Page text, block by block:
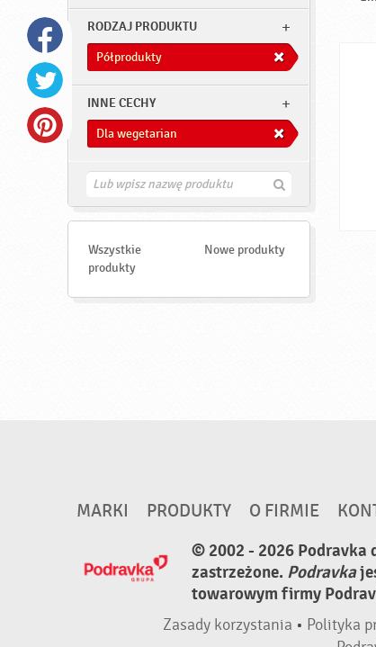
RODZAJ PRODUKTU
Półprodukty
INNE CECHY
Dla wegetarian
Z
d
Wszystkie
produkty
Nowe produkty
MARKI PRODUKTY O FIRMIE
© 2002 - 2026 Podravka
zastrzeżone. Podravka
towarowym firmy
Zasady korzystania • Polityka